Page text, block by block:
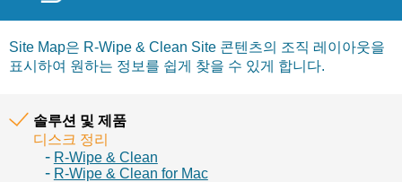
Site Map은 R-Wipe & Clean Site 콘텐츠의 조직 레이아웃을
표시하여 원하는 정보를 쉽게 찾을 수 있게 합니다.
솔루션 및 제품
디스크 정리
R-Wipe & Clean
R-Wipe & Clean for Mac